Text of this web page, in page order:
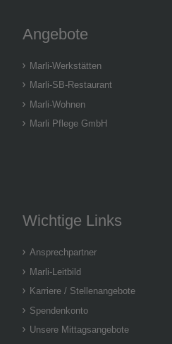
Angebote
Marli-Werkstätten
Marli-SB-Restaurant
Marli-Wohnen
Marli Pflege GmbH
Wichtige Links
Ansprechpartner
Marli-Leitbild
Karriere / Stellenangebote
Spendenkonto
Unsere Mittagsangebote